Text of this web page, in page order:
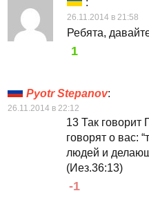
26.11.2014 в 21:58
Ребята,
1
Pyotr Stepanov:
26.11.2014 в 22:12
13 Так говорит
говорят о вас:
людей и
(Иез.36:13)
-1